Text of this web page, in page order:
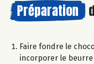
Préparation
Faire fondre le
incorporer le beurre